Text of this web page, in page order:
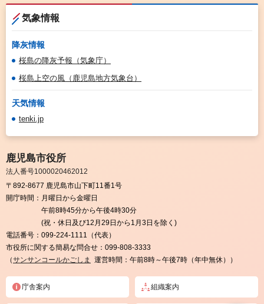
気象情報
降灰情報
桜島の降灰予報（気象庁）
桜島上空の風（鹿児島地方気象台）
天気情報
tenki.jp
鹿児島市役所
法人番号1000020462012
〒892-8677 鹿児島市山下町11番1号
開庁時間： 月曜日から金曜日
午前8時45分から午後4時30分
(祝・休日及び12月29日から1月3日を除く)
電話番号： 099-224-1111（代表）
市役所に関する簡易な問合せ： 099-808-3333
（サンサンコールかごしま 運営時間：午前8時～午後7時（年中無休））
庁舎案内 組織案内